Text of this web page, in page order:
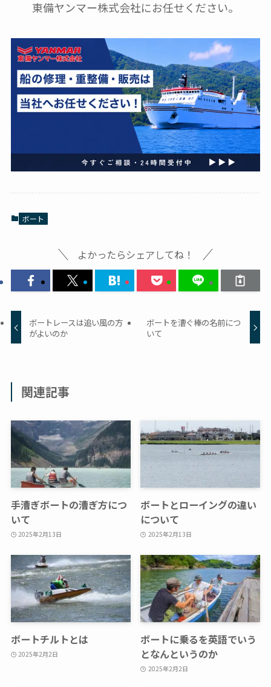
東備ヤンマー株式会社にお任せください。
ボート
よかったらシェアしてね！
ボートレースは追い風の方
がよいのか
ボートを漕ぐ棒の名前につ
いて
関連記事
手漕ぎボートの漕ぎ方につ
いて
2025年2月13日
ボートとローイングの違い
について
2025年2月13日
ボートチルトとは
2025年2月2日
ボートに乗るを英語でいう
となんというのか
2025年2月2日